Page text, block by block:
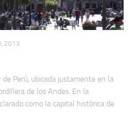
2013
de Perú, ubicada justamente en la
de los Andes. En la
como la capital histórica de